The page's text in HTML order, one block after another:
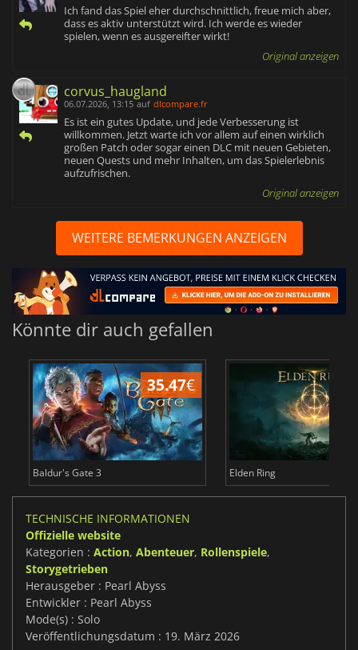
Ich fand das Spiel eher durchschnittlich, freue mich aber,
dass es aktiv unterstützt wird. Ich werde es wieder
spielen, wenn es ausgereifter wirkt!
Original anzeigen
corvus_haugland
06.07.2026, 13:15 auf dlcompare.fr
Es ist ein gutes Update, und jede Verbesserung ist
willkommen. Jetzt warte ich vor allem auf einen wirklich
großen Patch oder sogar einen DLC mit neuen Gebieten,
neuen Quests und mehr Inhalten, um das Spielerlebnis
aufzufrischen.
Original anzeigen
WEITERE BEMERKUNGEN ANZEIGEN
Könnte dir auch gefallen
35.47€
Baldur's Gate 3 Elden Ring
TECHNISCHE INFORMATIONEN
Offizielle website
Kategorien : Action, Abenteuer, Rollenspiele,
Storygetrieben
Herausgeber : Pearl Abyss
Entwickler : Pearl Abyss
Mode(s) : Solo
Veröffentlichungsdatum : 19. März 2026